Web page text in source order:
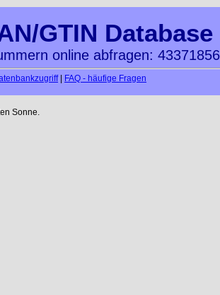
GTIN Database
online abfragen:
| FAQ - häufige Fragen
Sonne.